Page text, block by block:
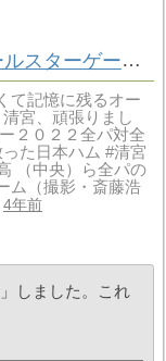
ナイスゲーム！！ マイナビオールスターゲーム2022 第1戦
て記憶に残るオー
宮、頑張りまし
２０２２全パ対全
た日本ハム #清宮
（中央）ら全パの
ム（撮影・斎藤浩
4年前
しました。これ